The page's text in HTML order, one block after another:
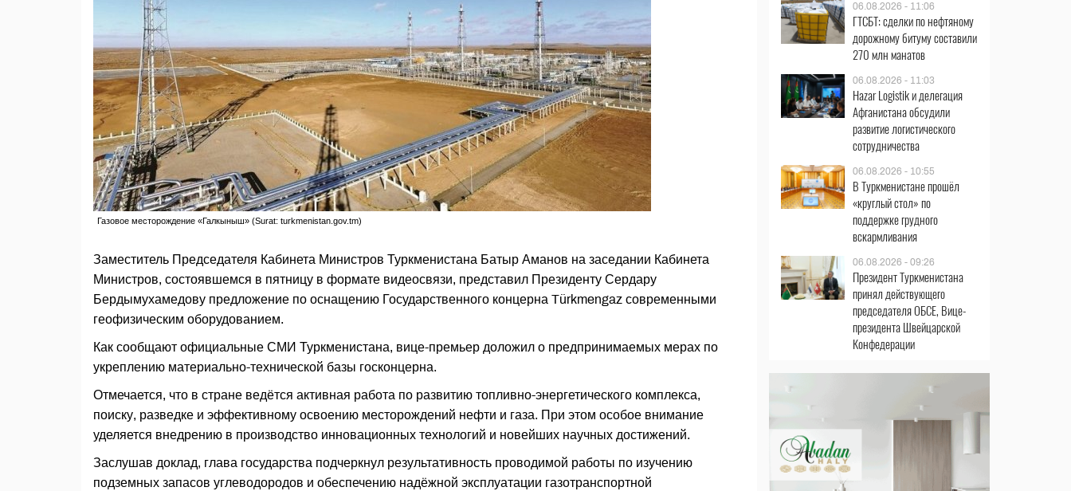
Газовое месторождение «Галкыныш» (Surat: turkmenistan.gov.tm)
Заместитель Председателя Кабинета Министров Туркменистана Батыр Аманов на заседании Кабинета
Министров, состоявшемся в пятницу в формате видеосвязи, представил Президенту Сердару
Бердымухамедову предложение по оснащению Государственного концерна Türkmengaz современными
геофизическим оборудованием.
Как сообщают официальные СМИ Туркменистана, вице-премьер доложил о предпринимаемых мерах по
укреплению материально-технической базы госконцерна.
Отмечается, что в стране ведётся активная работа по развитию топливно-энергетического комплекса,
поиску, разведке и эффективному освоению месторождений нефти и газа. При этом особое внимание
уделяется внедрению в производство инновационных технологий и новейших научных достижений.
Заслушав доклад, глава государства подчеркнул результативность проводимой работы по изучению
подземных запасов углеводородов и обеспечению надёжной эксплуатации газотранспортной
06.08.2026 - 11:06
ГТСБТ: сделки по нефтяному
дорожному битуму составили
270 млн манатов
06.08.2026 - 11:03
Hazar Logistik и делегация
Афганистана обсудили
развитие логистического
сотрудничества
06.08.2026 - 10:55
В Туркменистане прошёл
«круглый стол» по
поддержке грудного
вскармливания
06.08.2026 - 09:26
Президент Туркменистана
принял действующего
председателя ОБСЕ, Вице-
президента Швейцарской
Конфедерации